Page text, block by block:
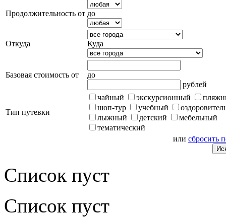
Продолжительность от до
Откуда Куда
Базовая стоимость от
до
рублей
Тип путевки
чайный экскурсионный
шоп-тур
учебный
лыжный
детский
мебельный
тематический
или сбросить
Список пуст
Список пуст